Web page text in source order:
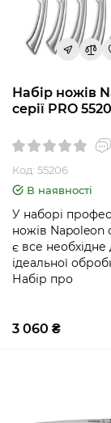
Набір ножів
серії PRO
Код: 55206
В наявності
У наборі
ножів Napoleon
є все необхідне
ідеальної
Набір про
3 060 ₴